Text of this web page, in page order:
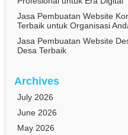
Jasa Pembuatan Website
Terbaik untuk Organisasi
Jasa Pembuatan Website
Desa Terbaik
Archives
July 2026
June 2026
May 2026